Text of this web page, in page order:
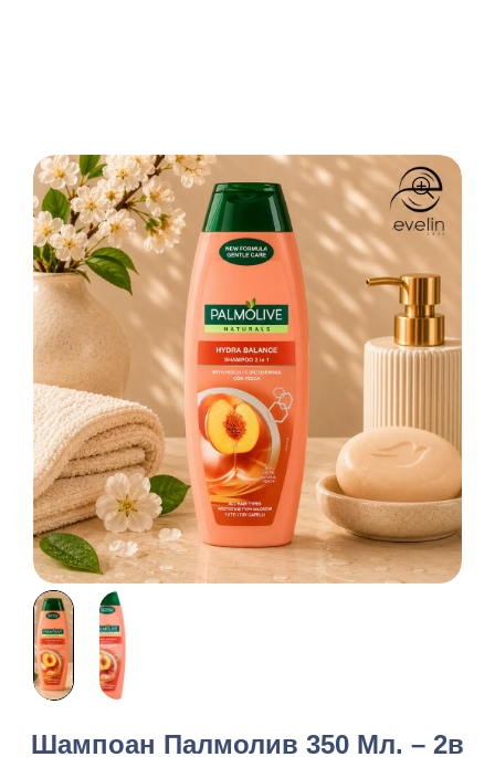
Шампоан Палмолив 350 Мл. – 2в